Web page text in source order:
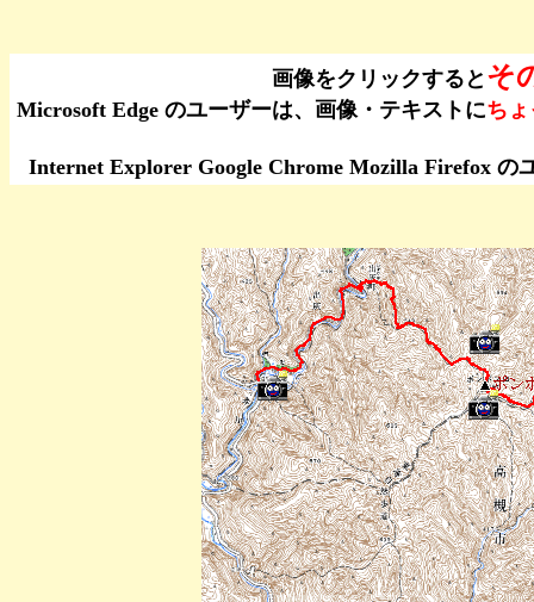
画像をクリックすると そ
Microsoft Edge のユーザーは、画像・テキストにち
Internet Explorer Google Chrome Mozilla Firefox の